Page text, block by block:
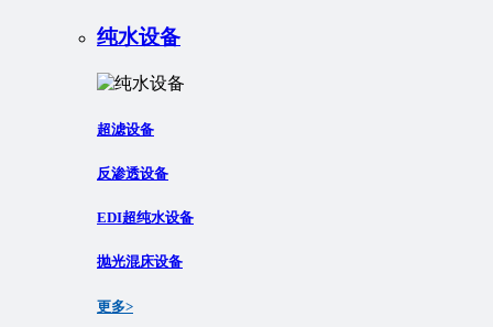
纯水设备
超滤设备
反渗透设备
EDI超纯水设备
抛光混床设备
更多>